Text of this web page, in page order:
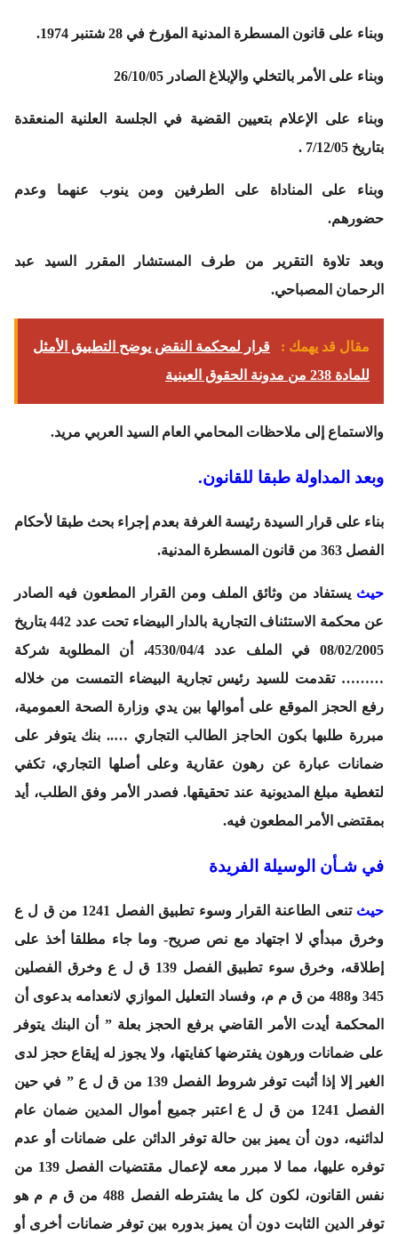
وبناء على قانون المسطرة المدنية المؤرخ في 28 شتنبر 1974.
وبناء على الأمر بالتخلي والإبلاغ الصادر 26/10/05
وبناء على الإعلام بتعيين القضية في الجلسة العلنية المنعقدة
بتاريخ 7/12/05 .
وبناء على المناداة على الطرفين ومن ينوب عنهما وعدم
حضورهم.
وبعد تلاوة التقرير من طرف المستشار المقرر السيد عبد
الرحمان المصباحي.
مقال قد يهمك :
قرار لمحكمة النقض يوضح التطبيق الأمثل
للمادة 238 من مدونة الحقوق العينية
والاستماع إلى ملاحظات المحامي العام السيد العربي مريد.
وبعد المداولة طبقا للقانون.
بناء على قرار السيدة رئيسة الغرفة بعدم إجراء بحث طبقا لأحكام
الفصل 363 من قانون المسطرة المدنية.
حيث يستفاد من وثائق الملف ومن القرار المطعون فيه الصادر
عن محكمة الاستئناف التجارية بالدار البيضاء تحت عدد 442 بتاريخ
08/02/2005 في الملف عدد 4530/04/4، أن المطلوبة شركة
……… تقدمت للسيد رئيس تجارية البيضاء التمست من خلاله
رفع الحجز الموقع على أموالها بين يدي وزارة الصحة العمومية،
مبررة طلبها بكون الحاجز الطالب التجاري ….. بنك يتوفر على
ضمانات عبارة عن رهون عقارية وعلى أصلها التجاري، تكفي
لتغطية مبلغ المديونية عند تحقيقها. فصدر الأمر وفق الطلب، أيد
بمقتضى الأمر المطعون فيه.
في شـأن الوسيلة الفريدة
حيث
تنعى الطاعنة القرار وسوء تطبيق الفصل 1241 من ق ل ع
وخرق مبدأي لا اجتهاد مع نص صريح- وما جاء مطلقا أخذ على
إطلاقه، وخرق سوء تطبيق الفصل 139 ق ل ع وخرق الفصلين
345 و488 من ق م م، وفساد التعليل الموازي لانعدامه بدعوى أن
المحكمة أيدت الأمر القاضي برفع الحجز بعلة ” أن البنك يتوفر
على ضمانات ورهون يفترضها كفايتها، ولا يجوز له إيقاع حجز لدى
الغير إلا إذا أثبت توفر شروط الفصل 139 من ق ل ع ” في حين
الفصل 1241 من ق ل ع اعتبر جميع أموال المدين ضمان عام
لدائنيه، دون أن يميز بين حالة توفر الدائن على ضمانات أو عدم
توفره عليها، مما لا مبرر معه لإعمال مقتضيات الفصل 139 من
نفس القانون، لكون كل ما يشترطه الفصل 488 من ق م م هو
توفر الدين الثابت دون أن يميز بدوره بين توفر ضمانات أخرى أو